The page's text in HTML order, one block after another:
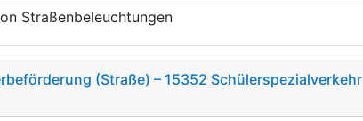
Straßenbeleuchtungen
(Straße) – 15352 Schülerspezialverkehr